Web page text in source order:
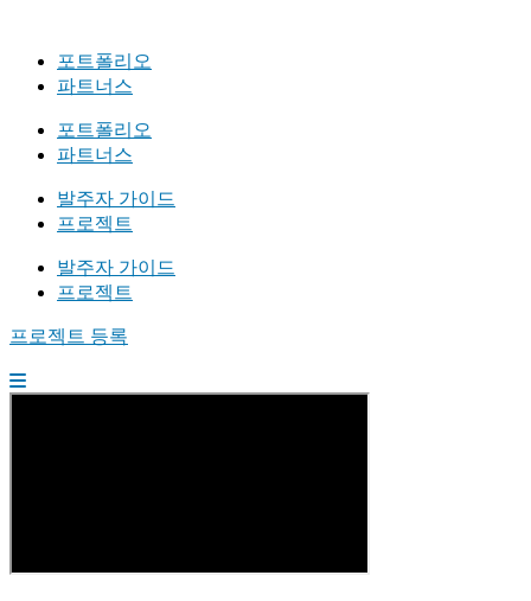
포트폴리오
파트너스
포트폴리오
파트너스
발주자 가이드
프로젝트
발주자 가이드
프로젝트
프로젝트 등록